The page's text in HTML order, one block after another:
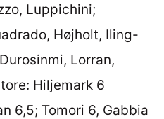
Luppichini;
Højholt, Iling-
Lorran,
Hiljemark 6
6,5; Tomori 6, Gabbia